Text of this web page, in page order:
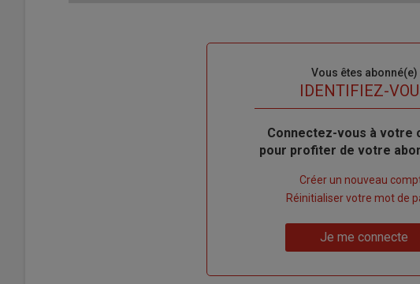
Vous êtes abonné(e)
IDENTIFIEZ-
Body
Connectez-vous à votre
pour profiter de votre
compte"
Créer un nouveau
Réinitialiser votre mot de
Je me connecte